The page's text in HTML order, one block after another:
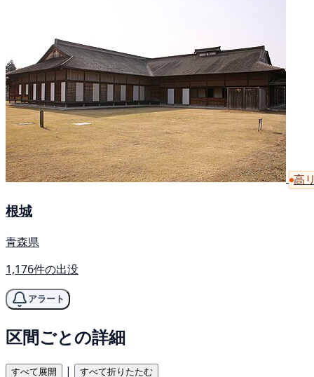
高
根城
青森県
1,176件の出没
アラート
区間ごとの詳細
すべて展開 | すべて折りたたむ